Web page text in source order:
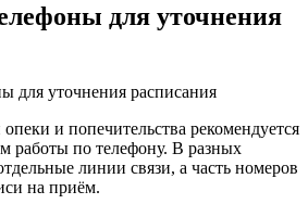
для уточнения
и попечительства рекомендуется
работы по телефону. В разных
линии связи, а часть номеров
на приём.